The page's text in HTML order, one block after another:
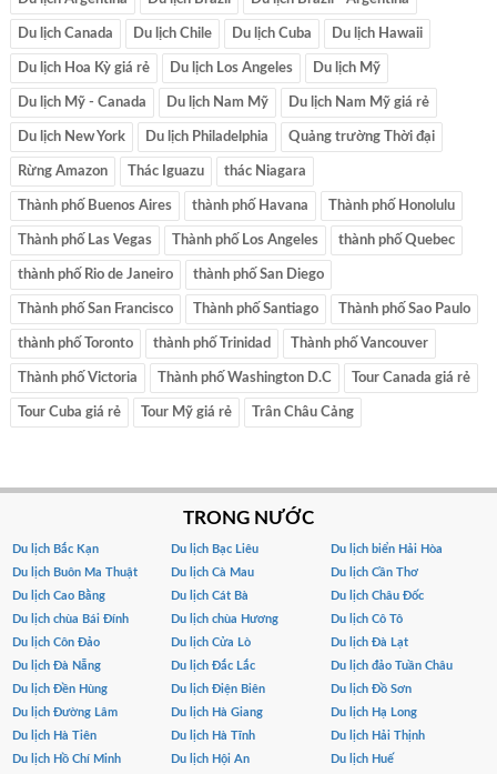
Du lịch Canada Du lịch Chile Du lịch Cuba Du lịch Hawaii
Du lịch Hoa Kỳ giá rẻ Du lịch Los Angeles Du lịch Mỹ
Du lịch Mỹ - Canada Du lịch Nam Mỹ Du lịch Nam Mỹ giá rẻ
Du lịch New York Du lịch Philadelphia Quảng trường Thời đại
Rừng Amazon Thác Iguazu thác Niagara
Thành phố Buenos Aires thành phố Havana Thành phố Honolulu
Thành phố Las Vegas Thành phố Los Angeles thành phố Quebec
thành phố Rio de Janeiro thành phố San Diego
Thành phố San Francisco Thành phố Santiago Thành phố Sao Paulo
thành phố Toronto thành phố Trinidad Thành phố Vancouver
Thành phố Victoria Thành phố Washington D.C Tour Canada giá rẻ
Tour Cuba giá rẻ Tour Mỹ giá rẻ Trân Châu Cảng
TRONG NƯỚC
Du lịch Bắc Kạn Du lịch Bạc Liêu
Du lịch biển Hải Hòa
Du lịch Buôn Ma Thuật
Du lịch Cà Mau
Du lịch Cần Thơ
Du lịch Cao Bằng
Du lịch Cát Bà
Du lịch Châu Đốc
Du lịch chùa Bái Đính
Du lịch chùa Hương
Du lịch Cô Tô
Du lịch Côn Đảo
Du lịch Cửa Lò
Du lịch Đà Lạt
Du lịch Đà Nẵng
Du lịch Đắc Lắc
Du lịch đảo Tuần Châu
Du lịch Đền Hùng
Du lịch Điện Biên
Du lịch Đồ Sơn
Du lịch Đường Lâm
Du lịch Hà Giang
Du lịch Hạ Long
Du lịch Hà Tiên
Du lịch Hà Tĩnh
Du lịch Hải Thịnh
Du lịch Hồ Chí Minh
Du lịch Hội An
Du lịch Huế